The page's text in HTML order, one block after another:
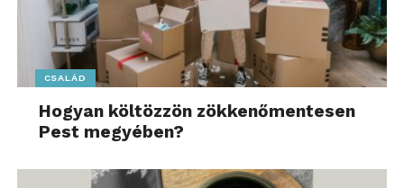
CSALÁD
Hogyan költözzön zökkenőmentesen
Pest megyében?